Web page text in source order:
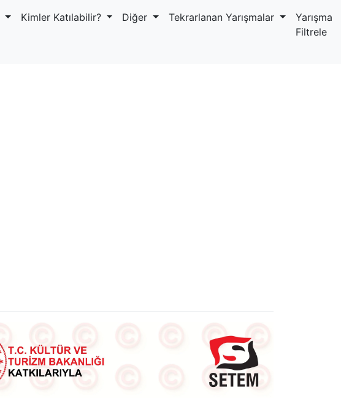
Kimler Katılabilir? Diğer Tekrarlanan Yarışmalar
Yarışma
Filtrele